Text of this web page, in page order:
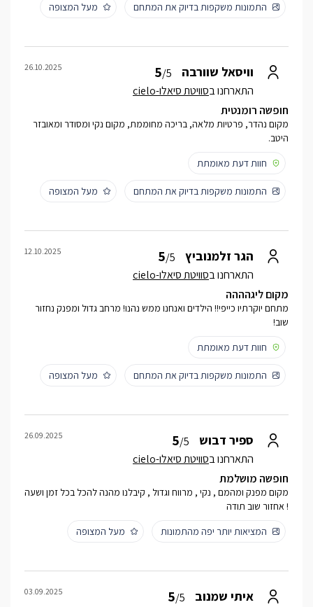
התמונות משקפות בדיוק את המתחם מעל המצופה
וויסאל שוורבה 5/5
התארחנו בסוויטת סיאלו-cielo
26.10.2025
חופשה רומנטית
מקום נהדר, פרטיות מלאה, בריכה מחוממת, מקום נקי ומסודר ומאובזר
היטב.
חוות דעת מאומתת
התמונות משקפות בדיוק את המתחם מעל המצופה
הגר זלמנוביץ 5/5
התארחנו בסוויטת סיאלו-cielo
12.10.2025
מקום ליגהההה
מתחם יוקרתיו כייפי!! הילדים ואנחנו ממש נהנו! מרחב גדול ומפנק נחזור
שוב!
חוות דעת מאומתת
התמונות משקפות בדיוק את המתחם מעל המצופה
ספיר דבוש 5/5
התארחנו בסוויטת סיאלו-cielo
26.09.2025
חופשה מושלמת
מקום מפנק ומהמם , נקי , מרווח וגדול , קיבלנו מהנה להכל בכל זמן ושעה
! אחזור שוב תודה
המציאות יותר יפה מהתמונות
מעל המצופה
איתי שמנוב 5/5
03.09.2025